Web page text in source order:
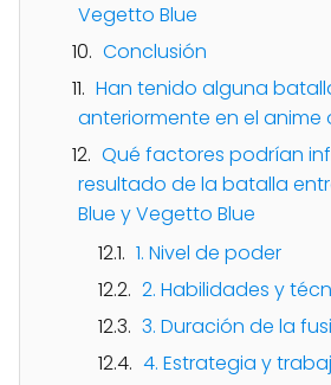
Vegetto Blue
Conclusión
Han tenido alguna
anteriormente en el anime
Qué factores podrían
resultado de la batalla
Blue y Vegetto Blue
1. Nivel de poder
2. Habilidades y
3. Duración de la
4. Estrategia y